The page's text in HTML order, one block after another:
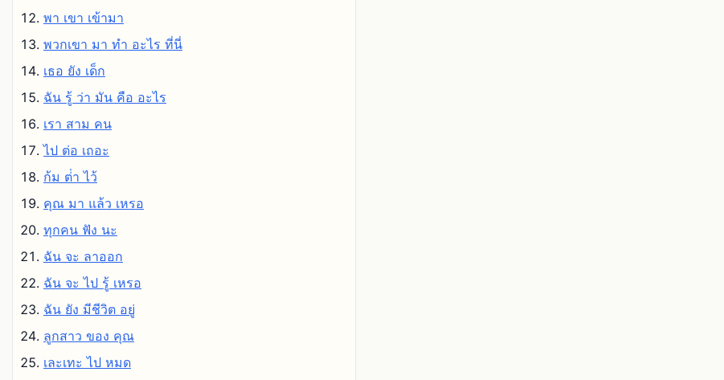
พา เขา เข้ามา
พวกเขา มา ทํา อะไร ที่นี่
เธอ ยัง เด็ก
ฉัน รู้ ว่า มัน คือ อะไร
เรา สาม คน
ไป ต่อ เถอะ
ก้ม ต่ํา ไว้
คุณ มา แล้ว เหรอ
ทุกคน ฟัง นะ
ฉัน จะ ลาออก
ฉัน จะ ไป รู้ เหรอ
ฉัน ยัง มีชีวิต อยู่
ลูกสาว ของ คุณ
เละเทะ ไป หมด